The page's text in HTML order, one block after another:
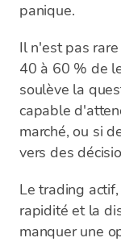
panique.
Il n'est pas
40 à 60 % de
soulève la
capable
marché, ou si
vers des
Le trading
rapidité et la
manquer une